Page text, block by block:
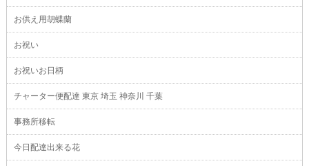
お供え用胡蝶蘭
お祝い
お祝いお日柄
チャーター便配達 東京 埼玉 神奈川 千葉
事務所移転
今日配達出来る花